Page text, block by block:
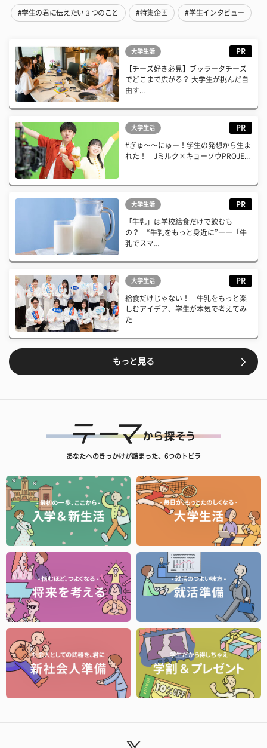
#学生の君に伝えたい３つのこと #特集企画 #学生インタビュー
大学生活 PR
【チーズ好き必見】ブッラータチーズ
でどこまで広がる？ 大学生が挑んだ自
由す...
大学生活 PR
#ぎゅ〜〜にゅー！学生の発想から生ま
れた！ Jミルク×キョーソウPROJE...
大学生活 PR
「牛乳」は学校給食だけで飲むも
の？ “牛乳をもっと身近に”――「牛
乳でスマ...
大学生活 PR
給食だけじゃない！ 牛乳をもっと楽
しむアイデア、学生が本気で考えてみ
た
もっと見る
あなたへのきっかけが詰まった、6つのトビラ